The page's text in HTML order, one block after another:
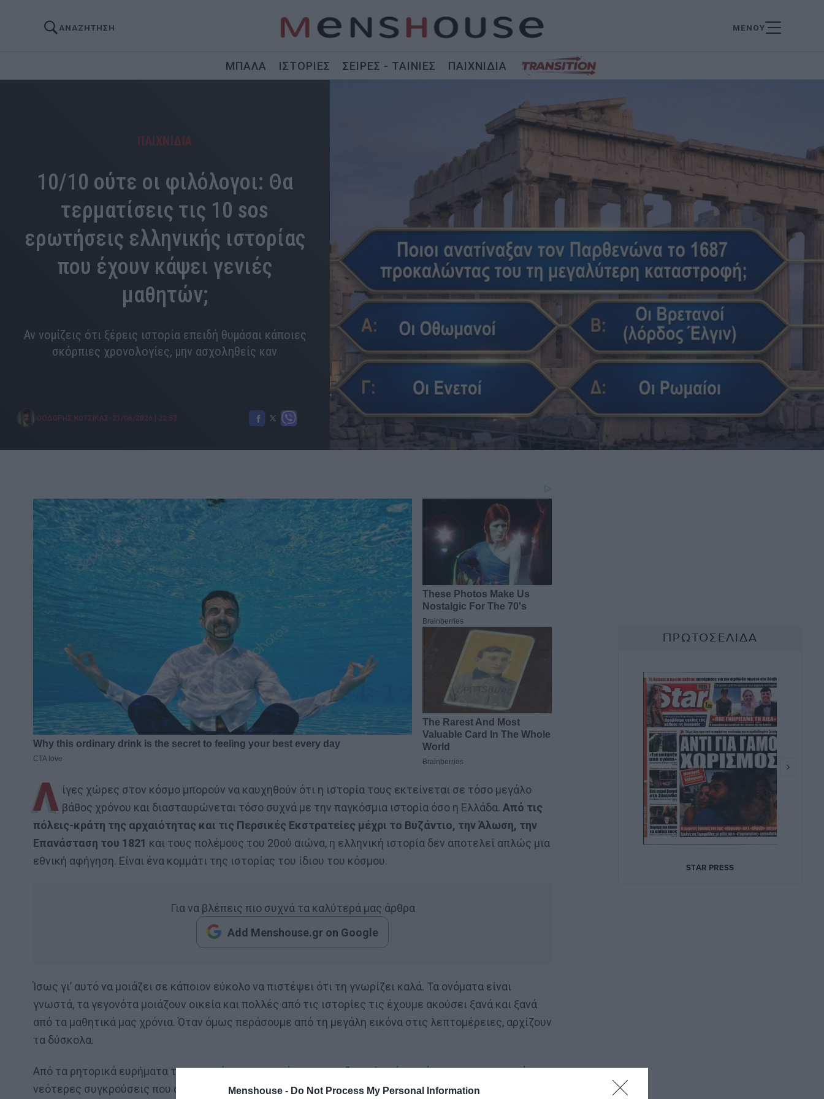
Menshouse - Do Not Process My Personal Information
ΑΝΑΖΗΤΗΣΗ ΜΕΝΟΥ
ΜΠΑΛΑ ΙΣΤΟΡΙΕΣ ΣΕΙΡΕΣ - ΤΑΙΝΙΕΣ ΠΑΙΧΝΙΔΙΑ
ΠΑΙΧΝΙΔΙΑ
10/10 ούτε οι φιλόλογοι: Θα
τερματίσεις τις 10 sos
ερωτήσεις ελληνικής ιστορίας
που έχουν κάψει γενιές
μαθητών;
Αν νομίζεις ότι ξέρεις ιστορία επειδή θυμάσαι κάποιες
σκόρπιες χρονολογίες, μην ασχοληθείς καν
ΘΟΔΩΡΗΣ ΚΩΤΣΙΚΑΣ 21/06/2026 | 22:53
Λ ίγες χώρες στον κόσμο μπορούν να καυχηθούν ότι η ιστορία τους εκτείνεται σε τόσο μεγάλο
βάθος χρόνου και διασταυρώνεται τόσο συχνά με την παγκόσμια ιστορία όσο η Ελλάδα. Από τις
πόλεις-κράτη της αρχαιότητας και τις Περσικές Εκστρατείες μέχρι το Βυζάντιο, την Άλωση, την
Επανάσταση του 1821 και τους πολέμους του 20ού αιώνα, η ελληνική ιστορία δεν αποτελεί απλώς μια
εθνική αφήγηση. Είναι ένα κομμάτι της ιστορίας του ίδιου του κόσμου.
Για να βλέπεις πιο συχνά τα καλύτερά μας άρθρα
Add Menshouse.gr on Google
Ίσως γι’ αυτό να μοιάζει σε κάποιον εύκολο να πιστέψει ότι τη γνωρίζει καλά. Τα ονόματα είναι
γνωστά, τα γεγονότα μοιάζουν οικεία και πολλές από τις ιστορίες τις έχουμε ακούσει ξανά και ξανά
από τα μαθητικά μας χρόνια. Όταν όμως περάσουμε από τη μεγάλη εικόνα στις λεπτομέρειες, αρχίζουν
τα δύσκολα.
Από τα ρητορικά ευρήματα της αρχαιότητας που γέννησαν τη δυτική σκέψη, μέχρι τις μεσαιωνικές και
νεότερες συγκρούσεις που άλλαξαν τις ισορροπίες ολόκληρων αυτοκρατοριών, η πραγματικότητα